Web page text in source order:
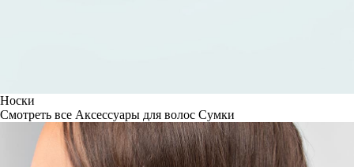
Носки
Смотреть все Аксессуары для волос Сумки